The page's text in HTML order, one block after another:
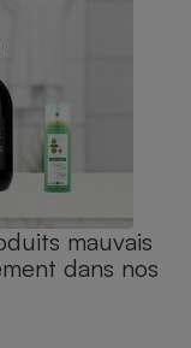
mauvais
dans nos